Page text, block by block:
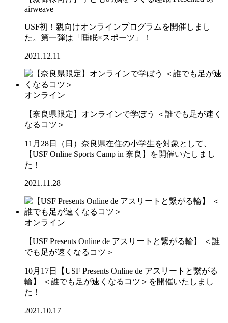
airweave
USF初！親向けオンラインプログラムを開催しまし
た。第一弾は「睡眠×スポーツ」！
2021.12.11
オンライン
【奈良県限定】オンラインで学ぼう ＜誰でも足が速く
なるコツ＞
11月28日（日）奈良県在住の小学生を対象として、
【USF Online Sports Camp in 奈良】を開催いたしまし
た！
2021.11.28
オンライン
【USF Presents Online de アスリートと繋がる輪】 ＜誰
でも足が速くなるコツ＞
10月17日【USF Presents Online de アスリートと繋がる
輪】 ＜誰でも足が速くなるコツ＞を開催いたしまし
た！
2021.10.17